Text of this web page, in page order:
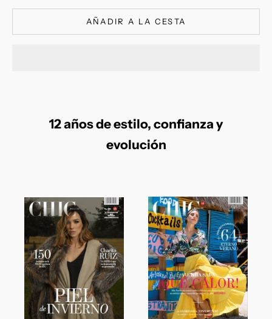
AÑADIR A LA CESTA
12 años de estilo, confianza y
evolución